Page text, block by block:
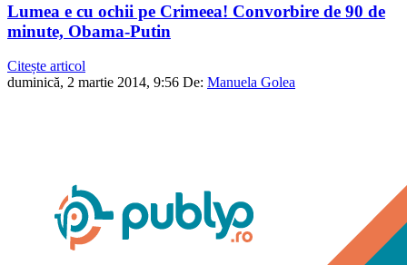
Lumea e cu ochii pe Crimeea! Convorbire de 90 de
minute, Obama-Putin
Citește articol
duminică, 2 martie 2014, 9:56 De: Manuela Golea